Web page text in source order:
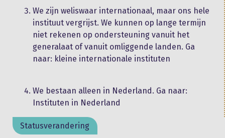
We zijn weliswaar internationaal, maar ons hele
instituut vergrijst. We kunnen op lange termijn
niet rekenen op ondersteuning vanuit het
generalaat of vanuit omliggende landen. Ga
naar: kleine internationale instituten
We bestaan alleen in Nederland. Ga naar:
Instituten in Nederland
Statusverandering